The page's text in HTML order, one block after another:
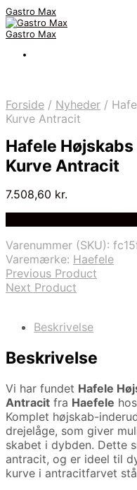
Gastro Max
Gastro Max
Forside / Nyheder /
Kurve Antracit
Hafele
Kurve Antracit
7.508,60 kr.
Varenummer (SKU):
Varemærke: Haefele
Previous Product
Next Product
Beskrivelse
Beskrivelse
Vi har fundet Hafele
Antracit fra Haefele
Komplet højskab-
drejelåge, som giver
skabet i dybden. Dette
antracit, og er ideel til
kurve i antracitfarvet